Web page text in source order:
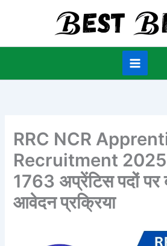
RRC NCR
Recruitment
1763 अप्रेंटिस पदों पर
आवेदन प्रक्रिया